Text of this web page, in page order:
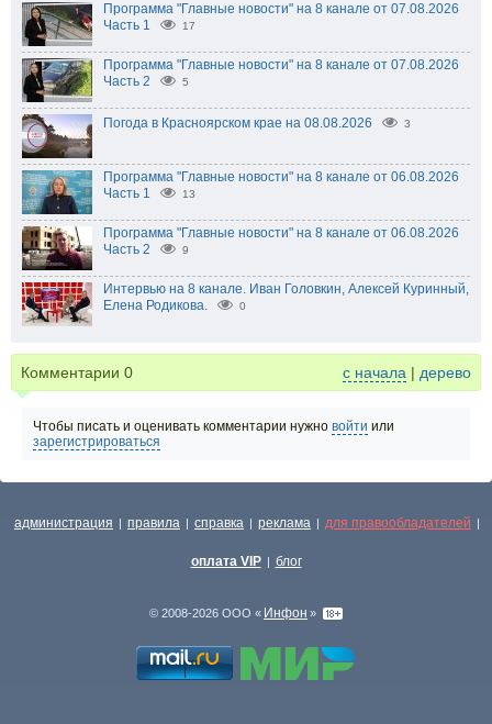
Программа "Главные новости" на 8 канале от 07.08.2026
Часть 1
17
Программа "Главные новости" на 8 канале от 07.08.2026
Часть 2
5
Погода в Красноярском крае на 08.08.2026 3
Программа "Главные новости" на 8 канале от 06.08.2026
Часть 1
13
Программа "Главные новости" на 8 канале от 06.08.2026
Часть 2
9
Интервью на 8 канале. Иван Головкин, Алексей Куринный,
Елена Родикова.
0
Комментарии 0 с начала | дерево
Чтобы писать и оценивать комментарии нужно войти или
зарегистрироваться
администрация | правила | справка | реклама | для правообладателей |
оплата VIP | блог
© 2008-2026 ООО « Инфон »